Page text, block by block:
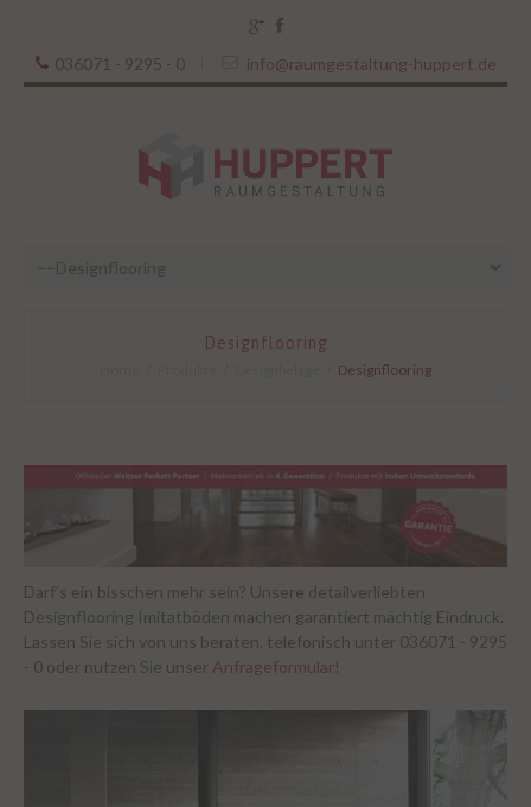
036071 - 9295 - 0 info@raumgestaltung-huppert.de
Designflooring
Designflooring
Darf’s ein bisschen mehr sein? Unsere detailverliebten
Designflooring Imitatböden machen garantiert mächtig Eindruck.
Lassen Sie sich von uns beraten, telefonisch unter 036071 - 9295
- 0 oder nutzen Sie unser Anfrageformular!